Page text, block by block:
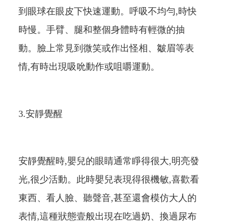
到眼球在眼皮下快速運動。呼吸不均勻,時快
時慢。手臂、腿和整個身體時有輕微的抽
動。臉上常見到微笑或作出怪相、皺眉等表
情,有時出現吸吮動作或咀嚼運動。
3.安靜覺醒
安靜覺醒時,嬰兒的眼睛通常睜得很大,明亮發
光,很少活動。此時嬰兒表現得很機敏,喜歡看
東西、看人臉、聽聲音,甚至還會模仿大人的
表情,這種狀態壹般出現在吃過奶、換過尿布